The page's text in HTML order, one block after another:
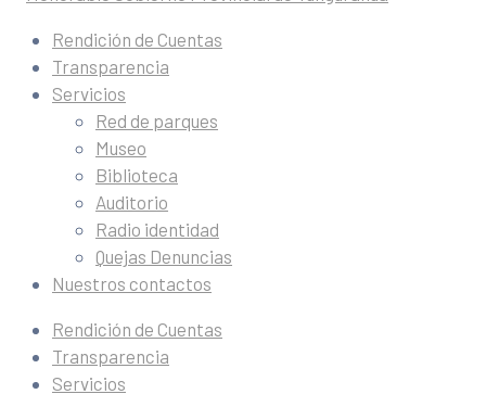
Rendición de Cuentas
Transparencia
Servicios
Red de parques
Museo
Biblioteca
Auditorio
Radio identidad
Quejas Denuncias
Nuestros contactos
Rendición de Cuentas
Transparencia
Servicios